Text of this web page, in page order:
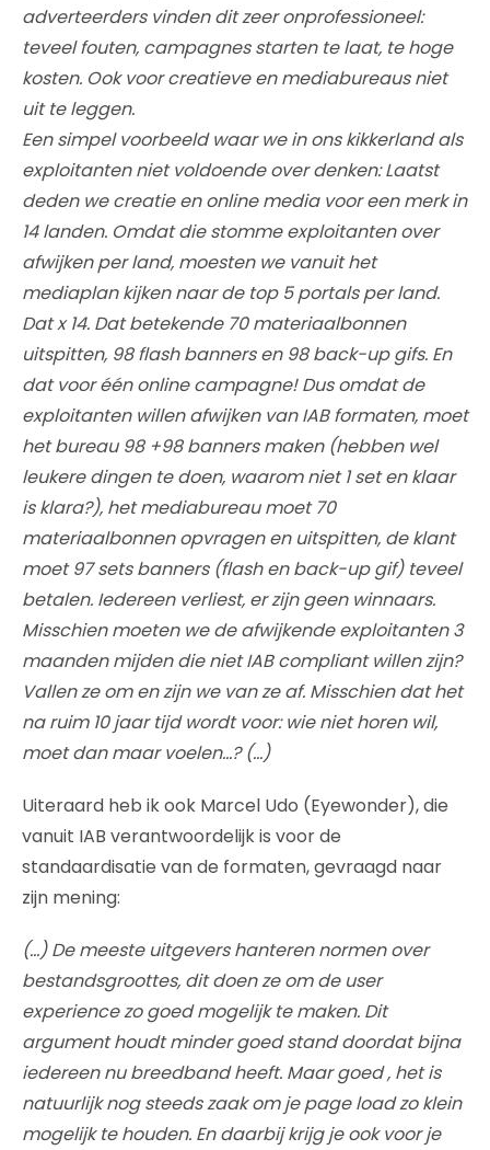
adverteerders vinden dit zeer onprofessioneel:
teveel fouten, campagnes starten te laat, te hoge
kosten. Ook voor creatieve en mediabureaus niet
uit te leggen.
Een simpel voorbeeld waar we in ons kikkerland als
exploitanten niet voldoende over denken: Laatst
deden we creatie en online media voor een merk in
14 landen. Omdat die stomme exploitanten over
afwijken per land, moesten we vanuit het
mediaplan kijken naar de top 5 portals per land.
Dat x 14. Dat betekende 70 materiaalbonnen
uitspitten, 98 flash banners en 98 back-up gifs. En
dat voor één online campagne! Dus omdat de
exploitanten willen afwijken van IAB formaten, moet
het bureau 98 +98 banners maken (hebben wel
leukere dingen te doen, waarom niet 1 set en klaar
is klara?), het mediabureau moet 70
materiaalbonnen opvragen en uitspitten, de klant
moet 97 sets banners (flash en back-up gif) teveel
betalen. Iedereen verliest, er zijn geen winnaars.
Misschien moeten we de afwijkende exploitanten 3
maanden mijden die niet IAB compliant willen zijn?
Vallen ze om en zijn we van ze af. Misschien dat het
na ruim 10 jaar tijd wordt voor: wie niet horen wil,
moet dan maar voelen…? (…)
Uiteraard heb ik ook Marcel Udo (Eyewonder), die
vanuit IAB verantwoordelijk is voor de
standaardisatie van de formaten, gevraagd naar
zijn mening:
(…) De meeste uitgevers hanteren normen over
bestandsgroottes, dit doen ze om de user
experience zo goed mogelijk te maken. Dit
argument houdt minder goed stand doordat bijna
iedereen nu breedband heeft. Maar goed , het is
natuurlijk nog steeds zaak om je page load zo klein
mogelijk te houden. En daarbij krijg je ook voor je